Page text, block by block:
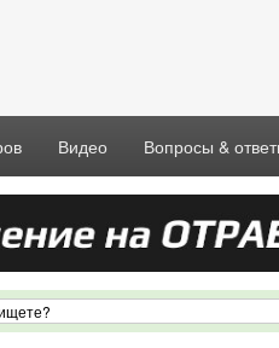
Видео Вопросы &